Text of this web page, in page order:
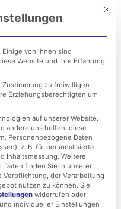
sichere
Mit
von ihnen sind
Website und Ihre Erfahrung
Zustimmung zu freiwilligen
Erziehungsberechtigten um
auf unserer Website.
andere uns helfen, diese
Personenbezogene Daten
z. B. für personalisierte
Inhaltsmessung. Weitere
Daten finden Sie in unserer
Verpflichtung, der Verarbeitung
nutzen zu können. Sie
widerrufen oder
individueller Einstellungen